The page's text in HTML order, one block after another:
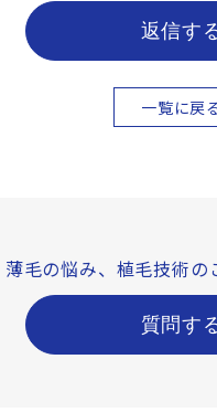
返信す
一覧に戻
毛の悩み、 植毛技術の
質問す